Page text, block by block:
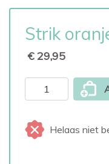
Strik
€ 29,95
Helaas niet